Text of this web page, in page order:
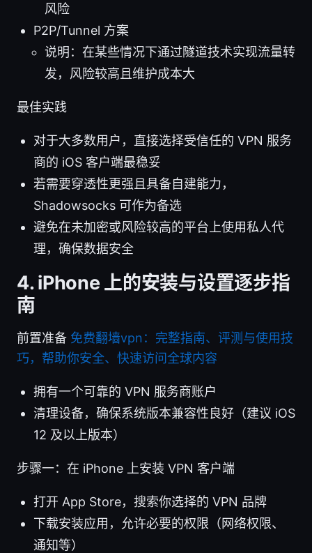
风险
P2P/Tunnel 方案
说明：在某些情况下通过隧道技术实现流量转
发，风险较高且维护成本大
最佳实践
对于大多数用户，直接选择受信任的 VPN 服务
商的 iOS 客户端最稳妥
若需要穿透性更强且具备自建能力，
Shadowsocks 可作为备选
避免在未加密或风险较高的平台上使用私人代
理，确保数据安全
4. iPhone 上的安装与设置逐步指
南
前置准备 免费翻墙vpn：完整指南、评测与使用技
巧，帮助你安全、快速访问全球内容
拥有一个可靠的 VPN 服务商账户
清理设备，确保系统版本兼容性良好（建议 iOS
12 及以上版本）
步骤一：在 iPhone 上安装 VPN 客户端
打开 App Store，搜索你选择的 VPN 品牌
下载安装应用，允许必要的权限（网络权限、
通知等）